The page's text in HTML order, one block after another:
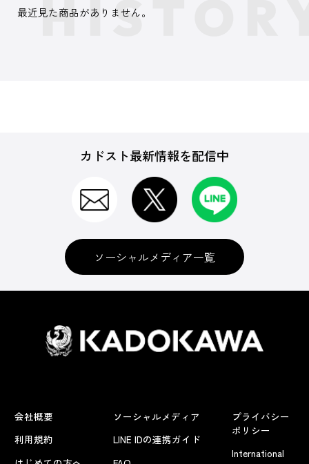
最近見た商品がありません。
カドスト最新情報を配信中
ソーシャルメディア一覧
会社概要
利用規約
ソーシャルメディア
LINE IDの連携ガイド
プライバシー
ポリシー
International